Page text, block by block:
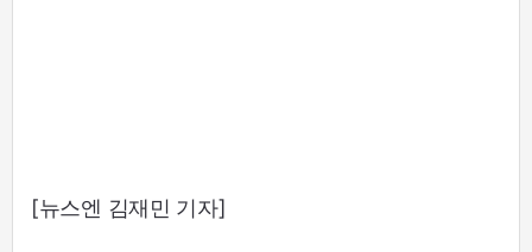
[뉴스엔 김재민 기자]